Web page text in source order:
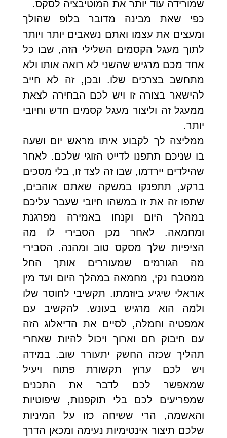
שמורידה עוד יותר את המוטיבציה לסקס.
כפי שאת מבינה מדובר בלופ שהולך
ומעצים את עצמו ואתם נשאבים יותר ויותר
לתוך מעגל הקסמים השלילי הזה, שבו כל
אחד מכם מרגיש שהשני לא רואה אותו ולא
מתחשב בצרכים שלו. ובכן, זה לא חייב
להישאר בצורה זו ויש לכם הבחירה לצאת
ממעגל זה וליצור מעגל קסמים חדש וחיובי
יותר.
ממליצה לך לקבוע איתו מראש יום ושעה
בו שניכם תתפנו לדייט הזוגי שלכם. לאחר
שהילדים יירדמו, שבו זה לצד זו, בלי מסכים
ברקע, תתפנקו במשקה שאתם אוהבים,
שתפו זה את זו במשהו חיובי שעבר עליכם
במהלך היום וקנחו באמירה מפרגנת
ומחמאה. לאחר מכן הסבירי לו מה
הציפיות שלך מסקס טוב ומהנה. הסבירי
מה הגורמים שמעוררים אותך החל
ממטבח נקי, מחמאה במהלך היום ועד מין
אוראלי שיגיע ביוזמתו. תקשיבי לחוסר שלו
ולמה הוא מרגיש בעונש. להקשיב עם
אמפטיה וחמלה, לסיים את הדיאלוג הזה
עם חיבוק חם וארוך ויכול להיות שאחרי
תהליך שכזה החשק יתעורר שוב. במידה
ויש לכם ערוץ תקשורת פתוח ויעיל
שמאפשר לכם לדבר את התכנים
שמפריעים לכם בלי תוקפנות, שיפוטיות
והאשמה, הרי ששיחה כזו על המיניות
שלכם תיצור אינטימיות נעימה ומכאן הדרך